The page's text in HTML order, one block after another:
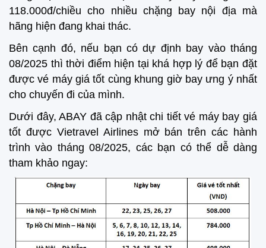
118.000đ/chiều cho nhiều chặng bay nội địa mà
hãng hiện đang khai thác.
Bên cạnh đó, nếu bạn có dự định bay vào tháng
08/2025 thì thời điểm hiện tại khá hợp lý để bạn đặt
được vé máy giá tốt cùng khung giờ bay ưng ý nhất
cho chuyến đi của mình.
Dưới đây, ABAY đã cập nhật chi tiết vé máy bay giá
tốt được Vietravel Airlines mở bán trên các hành
trình vào tháng 08/2025, các bạn có thể dễ dàng
tham khảo ngay: